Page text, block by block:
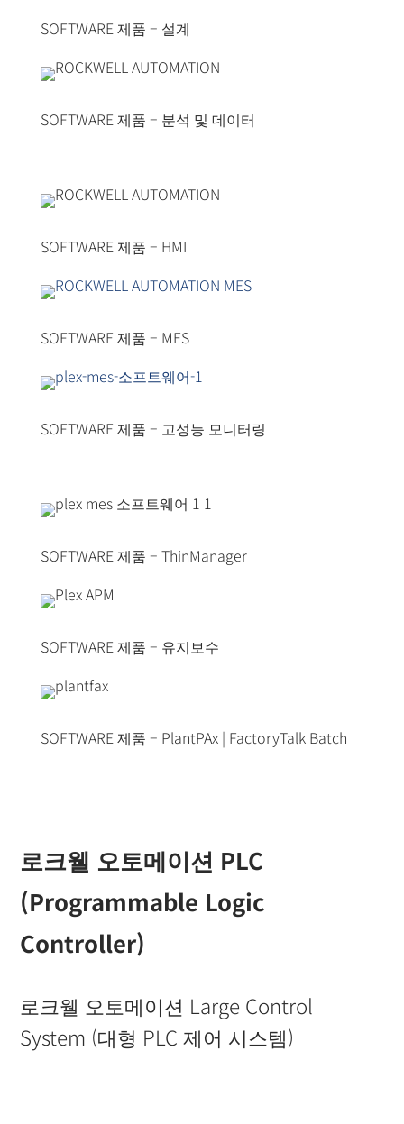
SOFTWARE 제품 – 설계
SOFTWARE 제품 – 분석 및 데이터
SOFTWARE 제품 – HMI
SOFTWARE 제품 – MES
SOFTWARE 제품 – 고성능 모니터링
SOFTWARE 제품 – ThinManager
SOFTWARE 제품 – 유지보수
SOFTWARE 제품 – PlantPAx | FactoryTalk Batch
로크웰 오토메이션 PLC
(Programmable Logic
Controller)
로크웰 오토메이션 Large Control
System (대형 PLC 제어 시스템)